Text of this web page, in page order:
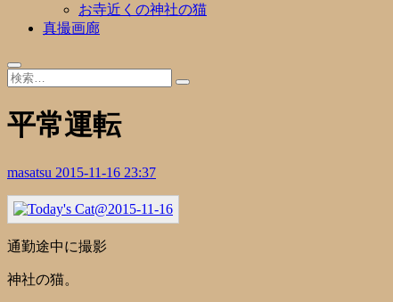
お寺近くの神社の猫
真撮画廊
平常運転
masatsu 2015-11-16 23:37
通勤途中に撮影
神社の猫。